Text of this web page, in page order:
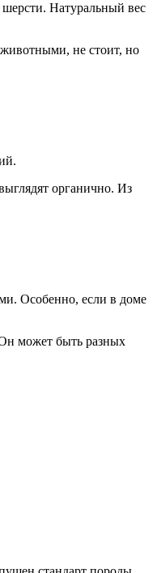
Натуральный вес
животными, не стоит, но
органично. Из
Особенно, если в доме
Он может быть разных